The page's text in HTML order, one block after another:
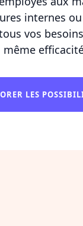
internes
vos
même
LES